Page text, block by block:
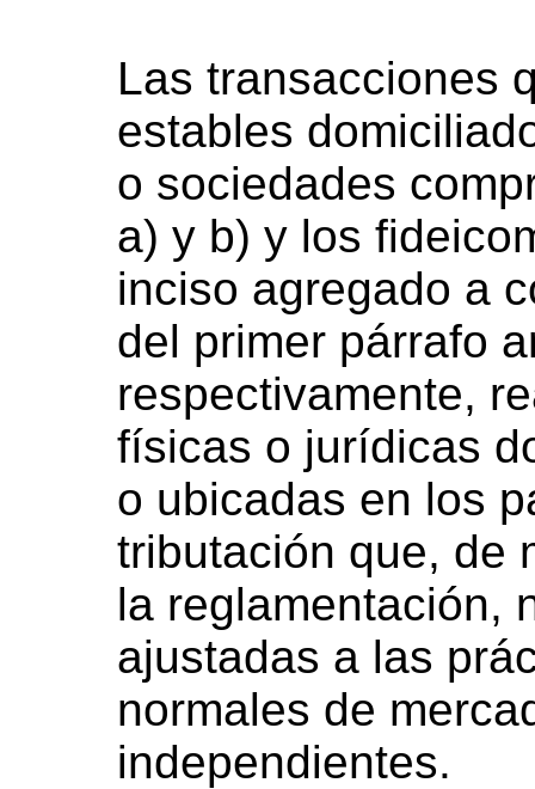
Las transacciones
estables
o sociedades
a) y b) y los
inciso agregado a
del primer párrafo
respectivamente,
físicas o jurídicas
o ubicadas en los
tributación que, de
la reglamentación,
ajustadas a las
normales de
independientes.